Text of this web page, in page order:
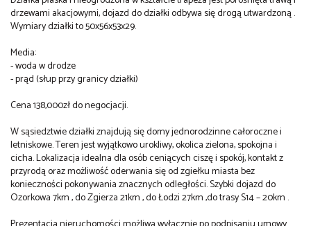
drzewami akacjowymi, dojazd do działki odbywa się drogą utwardzoną .
Wymiary działki to 50x56x53x29.
Media:
- woda w drodze
- prąd (słup przy granicy działki)
Cena 138,000zł do negocjacji.
W sąsiedztwie działki znajdują się domy jednorodzinne całoroczne i
letniskowe. Teren jest wyjątkowo urokliwy, okolica zielona, spokojna i
cicha. Lokalizacja idealna dla osób ceniących ciszę i spokój, kontakt z
przyrodą oraz możliwość oderwania się od zgiełku miasta bez
konieczności pokonywania znacznych odległości. Szybki dojazd do
Ozorkowa 7km , do Zgierza 21km , do Łodzi 27km ,do trasy S14 – 20km .